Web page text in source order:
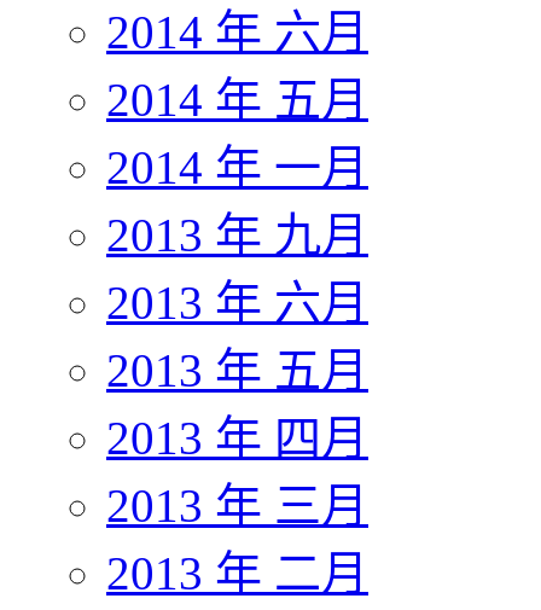
2014 年 六月
2014 年 五月
2014 年 一月
2013 年 九月
2013 年 六月
2013 年 五月
2013 年 四月
2013 年 三月
2013 年 二月